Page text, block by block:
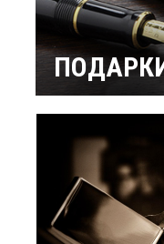
Повод / Событие
Подарок ребенку